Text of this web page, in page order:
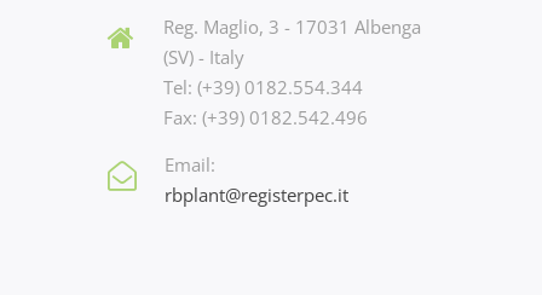
Reg. Maglio, 3 - 17031 Albenga
(SV) - Italy
Tel: (+39) 0182.554.344
Fax: (+39) 0182.542.496
Email:
rbplant@registerpec.it